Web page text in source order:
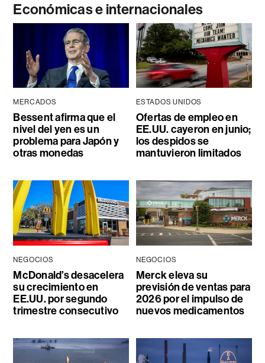
Económicas e internacionales
MERCADOS
Bessent afirma que el
nivel del yen es un
problema para Japón y
otras monedas
ESTADOS UNIDOS
Ofertas de empleo en
EE.UU. cayeron en junio;
los despidos se
mantuvieron limitados
NEGOCIOS
McDonald’s desacelera
su crecimiento en
EE.UU. por segundo
trimestre consecutivo
NEGOCIOS
Merck eleva su
previsión de ventas para
2026 por el impulso de
nuevos medicamentos